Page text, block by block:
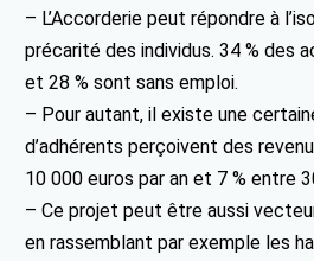
– L’Accorderie peut répondre à
précarité des individus. 34 % des
et 28 % sont sans emploi.
– Pour autant, il existe une
d’adhérents perçoivent des
10 000 euros par an et 7 % entre
– Ce projet peut être aussi
en rassemblant par exemple les